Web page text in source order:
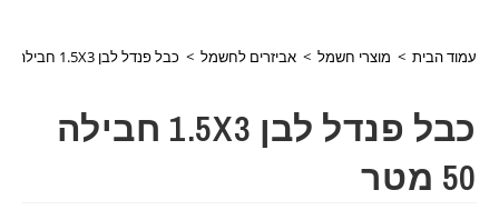
עמוד הבית > מוצרי חשמל > אביזרים לחשמל > כבל פנדל לבן 1.5X3 חבילה 50 מטר
כבל פנדל לבן 1.5X3 חבילה
50 מטר